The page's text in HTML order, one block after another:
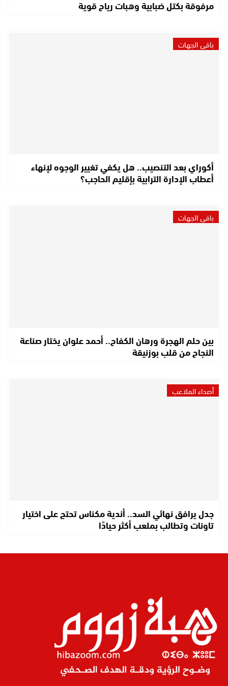
مرفوقة بكتل ضبابية وهبات رياح قوية
باقي الجهات
أكوراي بعد التنصيب.. هل يكفي تغيير الوجوه لإنهاء
أعطاب الإدارة الترابية بإقليم الحاجب؟
باقي الجهات
بين حلم الهجرة ورهان الكفاح.. أحمد علوان يختار صناعة
النجاح من قلب بوزنيقة
أصداء الملاعب
جدل يرافق نهائي السد.. أندية مكناس تحتج على اختيار
تاونات وتطالب بملعب أكثر حيادًا